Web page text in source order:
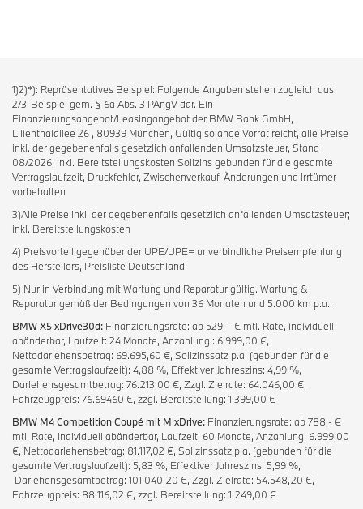
1)2)*): Repräsentatives Beispiel: Folgende Angaben stellen zugleich das
2/3-Beispiel gem. § 6a Abs. 3 PAngV dar. Ein
Finanzierungsangebot/Leasingangebot der BMW Bank GmbH,
Lilienthalallee 26 , 80939 München, Gültig solange Vorrat reicht, alle Preise
inkl. der gegebenenfalls gesetzlich anfallenden Umsatzsteuer, Stand
08/2026, inkl. Bereitstellungskosten Sollzins gebunden für die gesamte
Vertragslaufzeit, Druckfehler, Zwischenverkauf, Änderungen und Irrtümer
vorbehalten
3)Alle Preise inkl. der gegebenenfalls gesetzlich anfallenden Umsatzsteuer;
inkl. Bereitstellungskosten
4) Preisvorteil gegenüber der UPE/UPE= unverbindliche Preisempfehlung
des Herstellers, Preisliste Deutschland.
5) Nur in Verbindung mit Wartung und Reparatur gültig. Wartung &
Reparatur gemäß der Bedingungen von 36 Monaten und 5.000 km p.a..
BMW X5 xDrive30d: Finanzierungsrate: ab 529, - € mtl. Rate, individuell
abänderbar, Laufzeit: 24 Monate, Anzahlung : 6.999,00 €,
Nettodarlehensbetrag: 69.695,60 €, Sollzinssatz p.a. (gebunden für die
gesamte Vertragslaufzeit): 4,88 %, Effektiver Jahreszins: 4,99 %,
Darlehensgesamtbetrag: 76.213,00 €, Zzgl. Zielrate: 64.046,00 €,
Fahrzeugpreis: 76.69460 €, zzgl. Bereitstellung: 1.399,00 €
BMW M4 Competition Coupé mit M xDrive: Finanzierungsrate: ab 788,- €
mtl. Rate, individuell abänderbar, Laufzeit: 60 Monate, Anzahlung: 6.999,00
€, Nettodarlehensbetrag: 81.117,02 €, Sollzinssatz p.a. (gebunden für die
gesamte Vertragslaufzeit): 5,83 %, Effektiver Jahreszins: 5,99 %,
Darlehensgesamtbetrag: 101.040,20 €, Zzgl. Zielrate: 54.548,20 €,
Fahrzeugpreis: 88.116,02 €, zzgl. Bereitstellung: 1.249,00 €